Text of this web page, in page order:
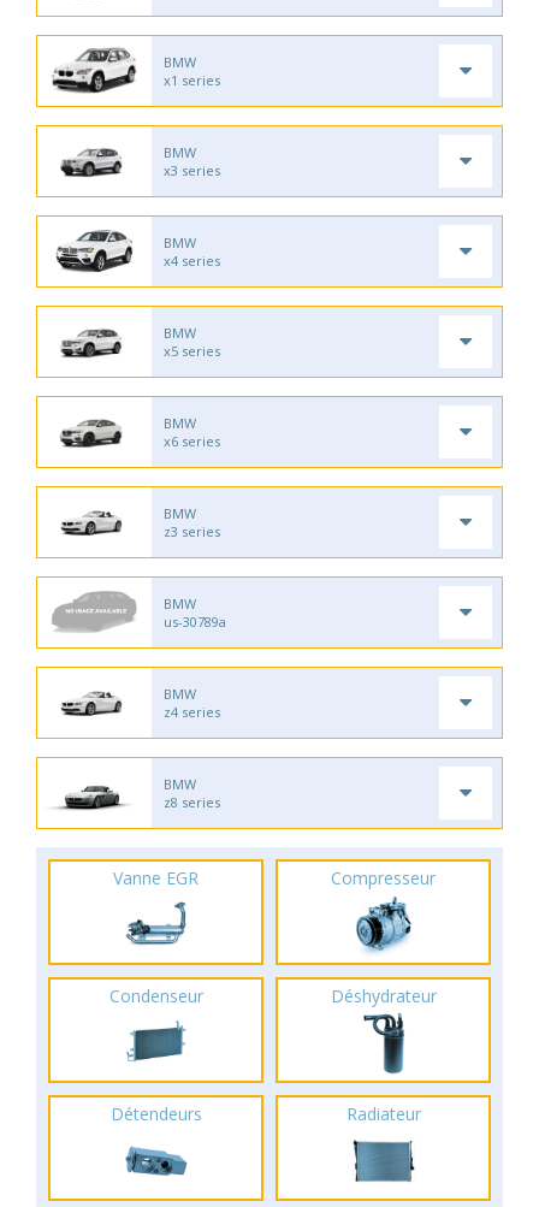
BMW
x1 series
BMW
x3 series
BMW
x4 series
BMW
x5 series
BMW
x6 series
BMW
z3 series
BMW
us-30789a
BMW
z4 series
BMW
z8 series
Vanne EGR Compresseur
Condenseur Déshydrateur
Détendeurs Radiateur